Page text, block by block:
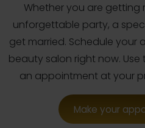
Whether you are getting
unforgettable party, a
get married. Schedule your
beauty salon right now.
an appointment at your
Make your